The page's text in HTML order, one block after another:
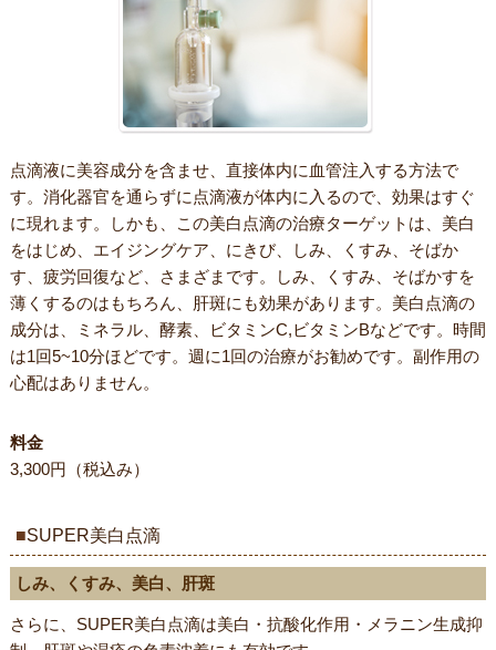
点滴液に美容成分を含ませ、直接体内に血管注入する方法で
す。消化器官を通らずに点滴液が体内に入るので、効果はすぐ
に現れます。しかも、この美白点滴の治療ターゲットは、美白
をはじめ、エイジングケア、にきび、しみ、くすみ、そばか
す、疲労回復など、さまざまです。しみ、くすみ、そばかすを
薄くするのはもちろん、肝斑にも効果があります。美白点滴の
成分は、ミネラル、酵素、ビタミンC,ビタミンBなどです。時間
は1回5~10分ほどです。週に1回の治療がお勧めです。副作用の
心配はありません。
料金
3,300円（税込み）
SUPER美白点滴
しみ、くすみ、美白、肝斑
さらに、SUPER美白点滴は美白・抗酸化作用・メラニン生成抑